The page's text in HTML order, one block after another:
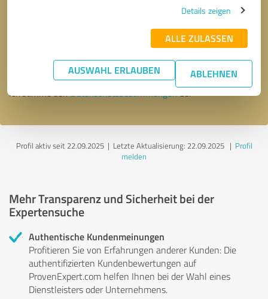
Details zeigen
ALLE ZULASSEN
AUSWAHL ERLAUBEN ABLEHNEN
* Erforderliche Angaben
Nachricht senden
Ich stimme denDatenschutzbestimmungenzu.
Profil aktiv seit 22.09.2025 | Letzte Aktualisierung: 22.09.2025| Profil
melden
Mehr Transparenz und Sicherheit bei der
Expertensuche
Authentische Kundenmeinungen
Profitieren Sie von Erfahrungen anderer Kunden: Die
authentifizierten Kundenbewertungen auf
ProvenExpert.com helfen Ihnen bei der Wahl eines
Dienstleisters oder Unternehmens.